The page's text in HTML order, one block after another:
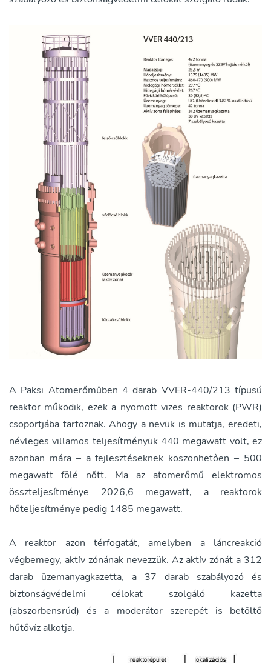
A Paksi Atomerőműben 4 darab VVER-440/213 típusú
reaktor működik, ezek a nyomott vizes reaktorok (PWR)
csoportjába tartoznak. Ahogy a nevük is mutatja, eredeti,
névleges villamos teljesítményük 440 megawatt volt, ez
azonban mára – a fejlesztéseknek köszönhetően – 500
megawatt fölé nőtt. Ma az atomerőmű elektromos
összteljesítménye 2026,6 megawatt, a reaktorok
hőteljesítménye pedig 1485 megawatt.
A reaktor azon térfogatát, amelyben a láncreakció
végbemegy, aktív zónának nevezzük. Az aktív zónát a 312
darab üzemanyagkazetta, a 37 darab szabályozó és
biztonságvédelmi célokat szolgáló kazetta
(abszorbensrúd) és a moderátor szerepét is betöltő
hűtővíz alkotja.